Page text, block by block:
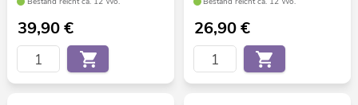
39,90€ 26,90€